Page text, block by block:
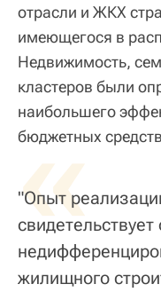
отрасли и ЖКХ
имеющегося в
Недвижимость,
кластеров были
наибольшего
бюджетных
«
"Опыт
жилищного